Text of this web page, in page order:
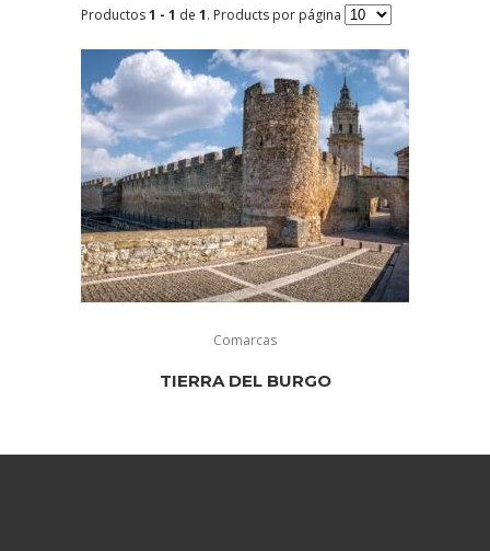
Productos1 - 1 de 1. Products por página
Comarcas
TIERRA DEL BURGO